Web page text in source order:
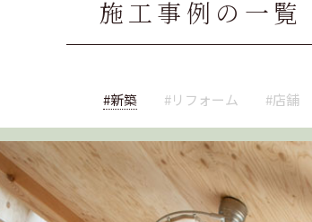
施工事例の一覧
#新築 #リフォーム #店舗